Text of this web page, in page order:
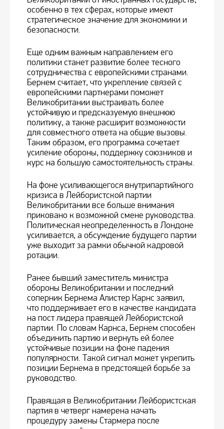
особенно в тех сферах, которые имеют
стратегическое значение для экономики и
безопасности.
Еще одним важным направлением его
политики станет развитие более тесного
сотрудничества с европейскими странами.
Бернем считает, что укрепление связей с
европейскими партнерами поможет
Великобритании выстраивать более
устойчивую и предсказуемую внешнюю
политику, а также расширит возможности
для совместного ответа на общие вызовы.
Таким образом, его программа сочетает
усиление обороны, поддержку союзников и
курс на большую самостоятельность страны.
На фоне усиливающегося внутрипартийного
кризиса в Лейбористской партии
Великобритании все больше внимания
приковано к возможной смене руководства.
Политическая неопределенность в Лондоне
усиливается, а обсуждение будущего партии
уже выходит за рамки обычной кадровой
ротации.
Ранее бывший заместитель министра
обороны Великобритании и последний
соперник Бернема Алистер Карнс заявил,
что поддерживает его в качестве кандидата
на пост лидера правящей Лейбористской
партии. По словам Карнса, Бернем способен
объединить партию и вернуть ей более
устойчивые позиции на фоне падения
популярности. Такой сигнал может укрепить
позиции Бернема в предстоящей борьбе за
руководство.
Правящая в Великобритании Лейбористская
партия в четверг намерена начать
процедуру замены Стармера после